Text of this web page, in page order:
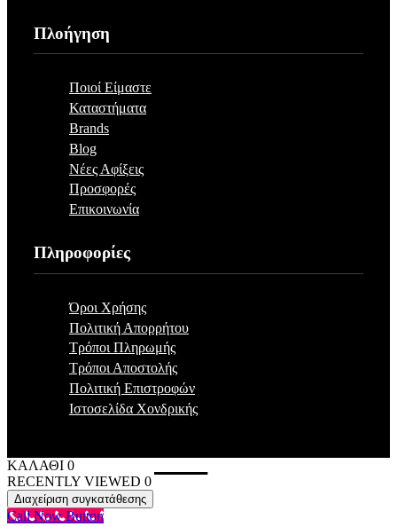
Πλοήγηση
Ποιοί Είμαστε
Καταστήματα
Brands
Blog
Νέες Αφίξεις
Προσφορές
Επικοινωνία
Πληροφορίες
Όροι Χρήσης
Πολιτική Απορρήτου
Τρόποι Πληρωμής
Τρόποι Αποστολής
Πολιτική Επιστροφών
Ιστοσελίδα Χονδρικής
ΚΑΛΑΘΙ 0
RECENTLY VIEWED 0
Διαχείριση συγκατάθεσης
Call Now Button